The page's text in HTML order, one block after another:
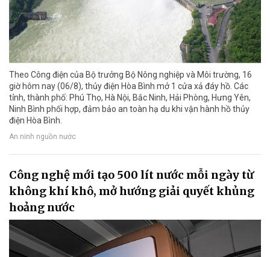
Theo Công điện của Bộ trưởng Bộ Nông nghiệp và Môi trường, 16
giờ hôm nay (06/8), thủy điện Hòa Bình mở 1 cửa xả đáy hồ. Các
tỉnh, thành phố: Phú Thọ, Hà Nội, Bắc Ninh, Hải Phòng, Hưng Yên,
Ninh Bình phối hợp, đảm bảo an toàn hạ du khi vận hành hồ thủy
điện Hòa Bình.
An ninh nguồn nước
Công nghệ mới tạo 500 lít nước mỗi ngày từ
không khí khô, mở hướng giải quyết khủng
hoảng nước